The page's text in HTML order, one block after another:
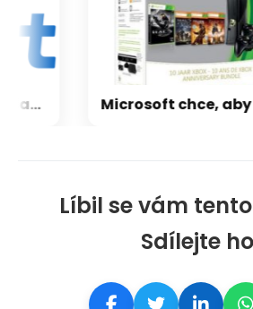
Líbil se vám
Sdílejte
CXMT odmítla požadavky Applu, nenechá si diktovat ceny